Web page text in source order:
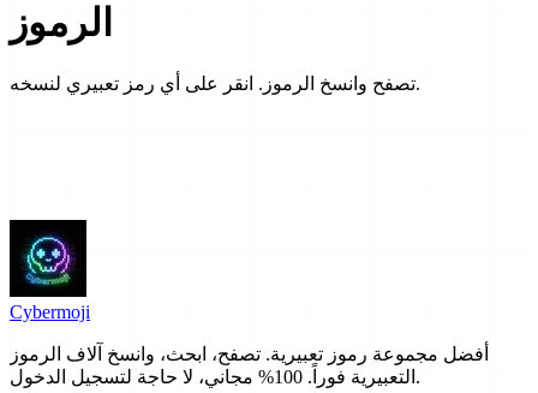
الرموز
تصفح وانسخ الرموز. انقر على أي رمز تعبيري لنسخه.
Cybermoji
أفضل مجموعة رموز تعبيرية. تصفح، ابحث، وانسخ آلاف الرموز
التعبيرية فوراً. 100% مجاني، لا حاجة لتسجيل الدخول.